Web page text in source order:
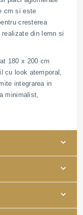
cm si este
cresterea
din lemn si
180 x 200 cm
look atemporal,
integrarea in
minimalist,